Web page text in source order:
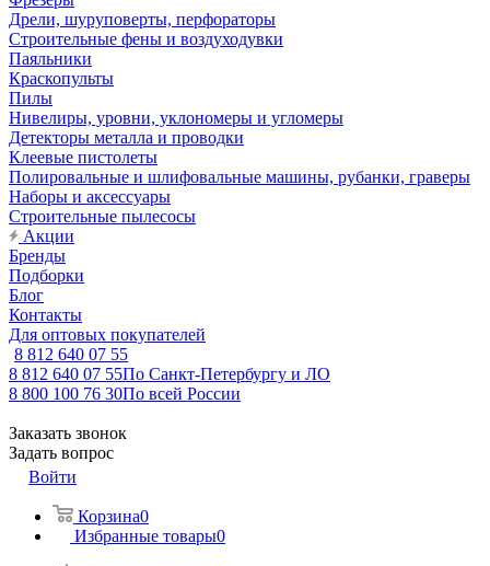
Дрели, шуруповерты, перфораторы
Строительные фены и воздуходувки
Паяльники
Краскопульты
Пилы
Нивелиры, уровни, уклономеры и угломеры
Детекторы металла и проводки
Клеевые пистолеты
Полировальные и шлифовальные машины, рубанки, граверы
Наборы и аксессуары
Строительные пылесосы
Акции
Бренды
Подборки
Блог
Контакты
Для оптовых покупателей
8 812 640 07 55
8 812 640 07 55По Санкт-Петербургу и ЛО
8 800 100 76 30По всей России
Заказать звонок
Задать вопрос
Войти
Корзина0
Избранные товары0